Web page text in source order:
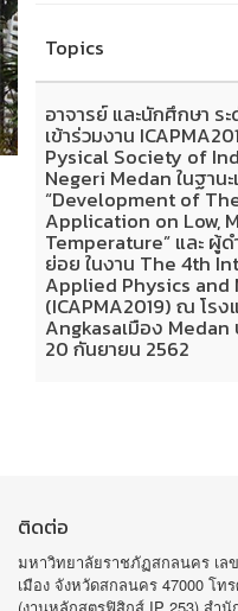
Topics
อาจารย์ และนักศึกษา
เข้าร่วมงาน
Pysical Society of
Negeri Medan ในฐาน
“Development of
Application on Low,
Temperature” และ ผู้
ย่อย ในงาน The 4th
Applied Physics
(ICAPMA2019) ณ โร
Angkasaเมือง Medan
20 กันยายน 2562
ติดต่อ
มหาวิทยาลัยราชภัฏสกลนคร เล
เมือง จังหวัดสกลนคร 47000 โท